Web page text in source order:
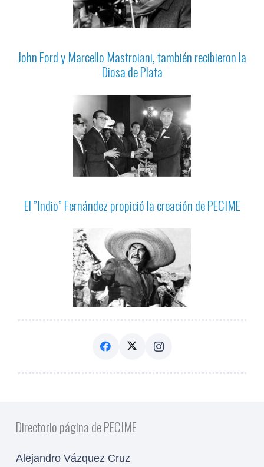
John Ford y Marcello Mastroiani, también recibieron la
Diosa de Plata
El ”Indio” Fernández propició la creación de PECIME
Directorio página de PECIME
Alejandro Vázquez Cruz